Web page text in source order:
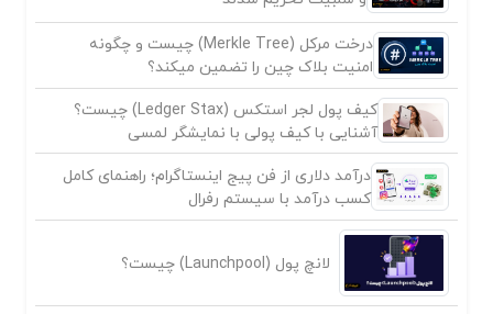
درخت مرکل (Merkle Tree) چیست و چگونه
امنیت بلاک چین را تضمین میکند؟
کیف پول لجر استکس (Ledger Stax) چیست؟
آشنایی با کیف پولی با نمایشگر لمسی
درآمد دلاری از فن پیج اینستاگرام؛ راهنمای کامل
کسب درآمد با سیستم رفرال
لانچ پول (Launchpool) چیست؟